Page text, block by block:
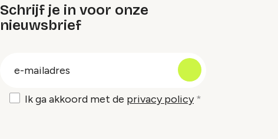
Schrijf je in voor onze
nieuwsbrief
Ik ga akkoord met de privacy policy